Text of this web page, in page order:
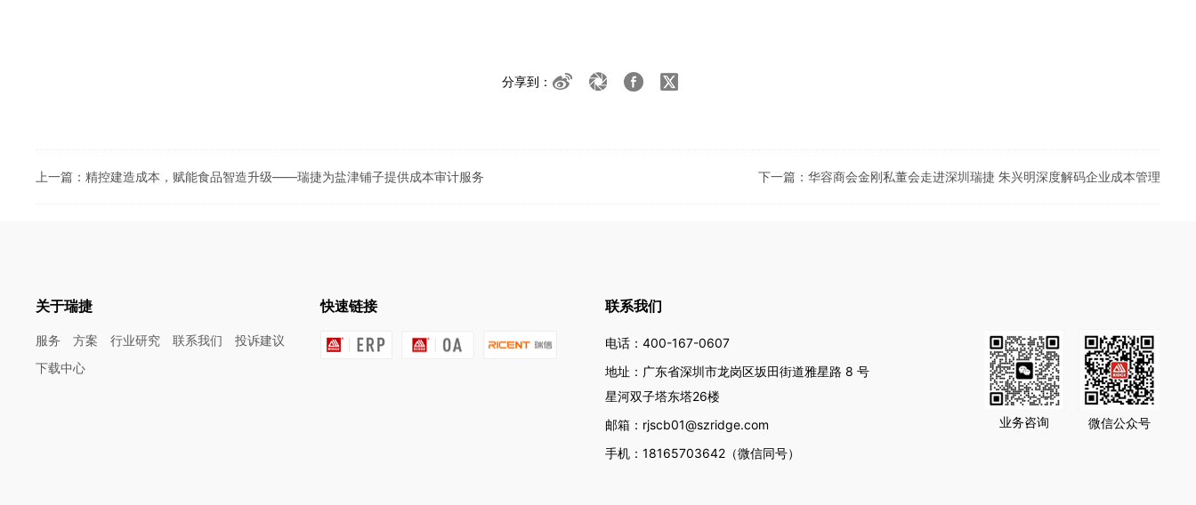
分享到：
上一篇：精控建造成本，赋能食品智造升级——瑞捷为盐津铺子提供成本审计服务 下一篇：华容商会金刚私董会走进深圳瑞捷 朱兴明深度解码企业成本管理
关于瑞捷
服务 方案 行业研究 联系我们
投诉建议
下载中心
快速链接 联系我们
电话： 400-167-0607
地址：广东省深圳市龙岗区坂田街道雅星路 8 号‌
星河双子塔东塔26楼
邮箱： rjscb01@szridge.com
手机： 18165703642 （微信同号）
业务咨询 微信公众号